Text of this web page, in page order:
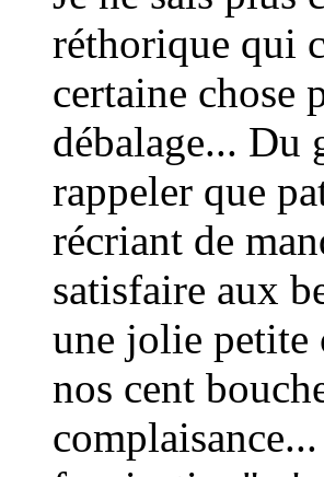
réthorique qui
certaine chose
débalage... Du
rappeler que
récriant de
satisfaire aux
une jolie petite
nos cent